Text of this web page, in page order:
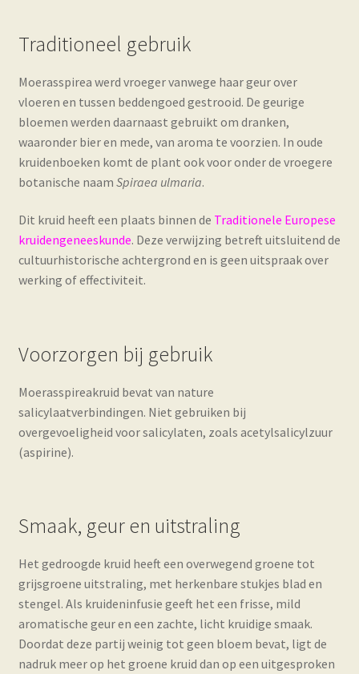
Traditioneel gebruik
Moerasspirea werd vroeger vanwege haar geur over
vloeren en tussen beddengoed gestrooid. De geurige
bloemen werden daarnaast gebruikt om dranken,
waaronder bier en mede, van aroma te voorzien. In oude
kruidenboeken komt de plant ook voor onder de vroegere
botanische naam Spiraea ulmaria.
Dit kruid heeft een plaats binnen de Traditionele Europese
kruidengeneeskunde. Deze verwijzing betreft uitsluitend de
cultuurhistorische achtergrond en is geen uitspraak over
werking of effectiviteit.
Voorzorgen bij gebruik
Moerasspireakruid bevat van nature
salicylaatverbindingen. Niet gebruiken bij
overgevoeligheid voor salicylaten, zoals acetylsalicylzuur
(aspirine).
Smaak, geur en uitstraling
Het gedroogde kruid heeft een overwegend groene tot
grijsgroene uitstraling, met herkenbare stukjes blad en
stengel. Als kruideninfusie geeft het een frisse, mild
aromatische geur en een zachte, licht kruidige smaak.
Doordat deze partij weinig tot geen bloem bevat, ligt de
nadruk meer op het groene kruid dan op een uitgesproken